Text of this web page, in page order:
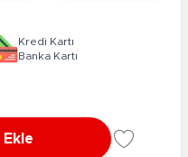
Kredi Kartı
Banka Kartı